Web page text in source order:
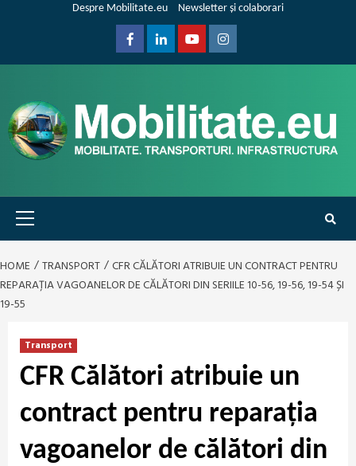
Despre Mobilitate.eu Newsletter și colaborari
FacebookLinkedinYoutubeInstagram
Primary
Menu
HOME TRANSPORT
CFR CĂLĂTORI ATRIBUIE UN CONTRACT PENTRU
REPARAȚIA VAGOANELOR DE CĂLĂTORI DIN SERIILE 10-56, 19-56, 19-54 ȘI
19-55
Transport
CFR Călători atribuie un
contract pentru reparația
vagoanelor de călători din